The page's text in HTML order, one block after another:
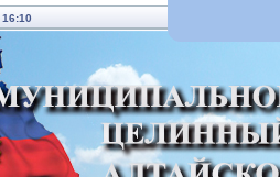
16:10